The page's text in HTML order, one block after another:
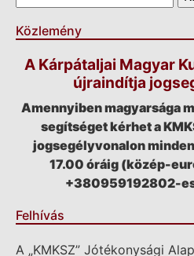
Közlemény
A Kárpátaljai Magyar
újraindítja
Amennyiben magyarsága
segítséget kérhet a
jogsegélyvonalon
17.00 óráig (közép-
+380959192802-
Felhívás
A „KMKSZ” Jótékonysági